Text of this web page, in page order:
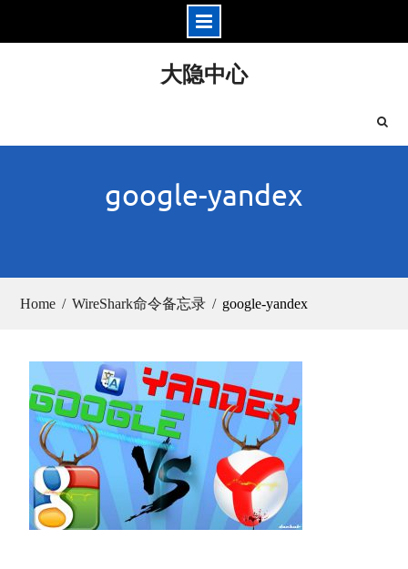
大隐中心
google-yandex
Home WireShark命令备忘录 google-yandex